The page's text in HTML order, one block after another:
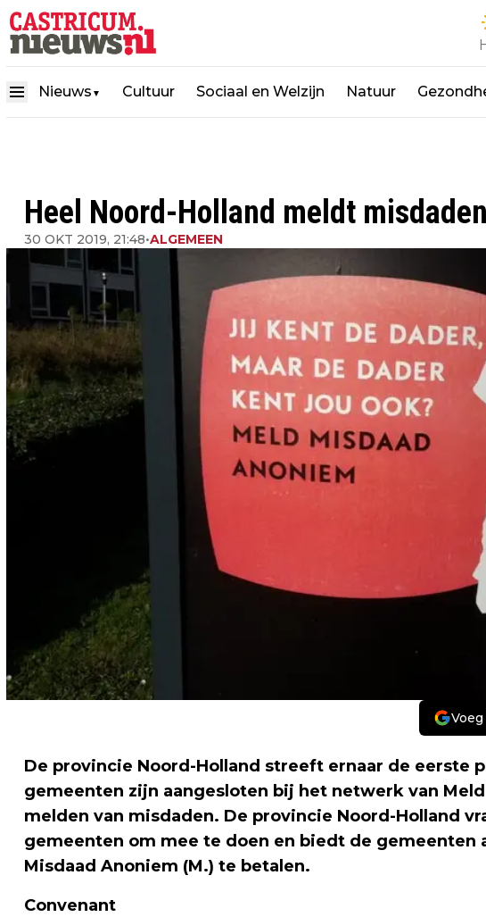
Nieuws ▼ Cultuur Sociaal en Welzijn Natuur
Heel Noord-Holland meldt
30 OKT 2019, 21:48•ALGEMEEN
De provincie Noord-Holland streeft ernaar de eerste
gemeenten zijn aangesloten bij het netwerk van
melden van misdaden. De provincie Noord-Holland
gemeenten om mee te doen en biedt de gemeenten
Misdaad Anoniem (M.) te betalen.
Convenant